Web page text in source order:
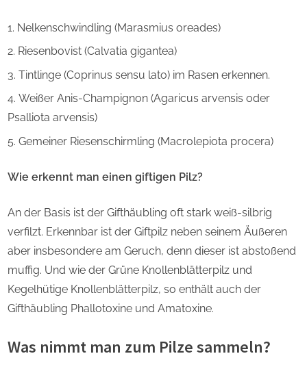
Nelkenschwindling (Marasmius oreades)
Riesenbovist (Calvatia gigantea)
Tintlinge (Coprinus sensu lato) im Rasen erkennen.
Weißer Anis-Champignon (Agaricus arvensis oder
Psalliota arvensis)
Gemeiner Riesenschirmling (Macrolepiota procera)
Wie erkennt man einen giftigen Pilz?
An der Basis ist der Gifthäubling oft stark weiß-silbrig
verfilzt. Erkennbar ist der Giftpilz neben seinem Äußeren
aber insbesondere am Geruch, denn dieser ist abstoßend
muffig. Und wie der Grüne Knollenblätterpilz und
Kegelhütige Knollenblätterpilz, so enthält auch der
Gifthäubling Phallotoxine und Amatoxine.
Was nimmt man zum Pilze sammeln?